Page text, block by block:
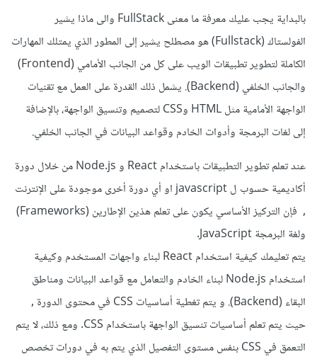
بالبداية يجب عليك معرفة ما معنى FullStack والى ماذا يشير
الفولستاك (Fullstack) هو مصطلح يشير إلى المطور الذي يمتلك المهارات
الكاملة لتطوير تطبيقات الويب على كل من الجانب الأمامي (Frontend)
والجانب الخلفي (Backend). يشمل ذلك القدرة على العمل مع تقنيات
الواجهة الأمامية مثل HTML وCSS لتصميم وتنسيق الواجهة، بالإضافة
إلى لغات البرمجة وأدوات الخادم وقواعد البيانات في الجانب الخلفي.
عند تعلم تطوير التطبيقات باستخدام React و Node.js من خلال دورة
أكاديمية حسوب ل javascript او أي دورة أخرى موجودة على الإنترنت
, فإن التركيز الأساسي يكون على تعلم هذين الإطارين (Frameworks)
ولغة البرمجة JavaScript.
يتم تعليمك كيفية استخدام React لبناء واجهات المستخدم وكيفية
استخدام Node.js لبناء الخادم والتعامل مع قواعد البيانات ومناطق
البقاء (Backend). و يتم تغطية أساسيات CSS في محتوى الدورة ,
حيث يتم تعلم أساسيات تنسيق الواجهة باستخدام CSS. ومع ذلك، لا يتم
التعمق في CSS بنفس مستوى التفصيل الذي يتم به في دورات تخصص